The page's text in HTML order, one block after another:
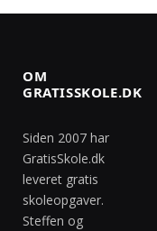
OM
GRATISSKOLE.DK
Siden 2007 har
GratisSkole.dk
leveret gratis
skoleopgaver.
Steffen og